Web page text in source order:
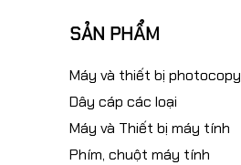
SẢN PHẨM
Máy và thiết bị photocopy
Dây cáp các loại
Máy và Thiết bị máy tính
Phím, chuột máy tính